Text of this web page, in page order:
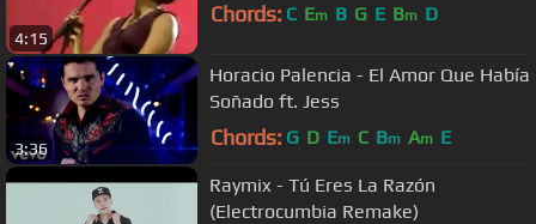
4:15
Chords: C Em B G E Bm D
3:36
Horacio Palencia - El Amor Que Había
Soñado ft. Jess
Chords: G D Em C Bm Am E
Raymix - Tú Eres La Razón
(Electrocumbia Remake)